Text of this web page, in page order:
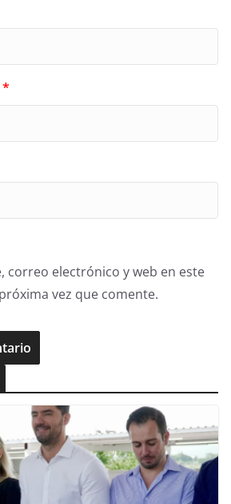
*
correo electrónico y web en este
vez que comente.